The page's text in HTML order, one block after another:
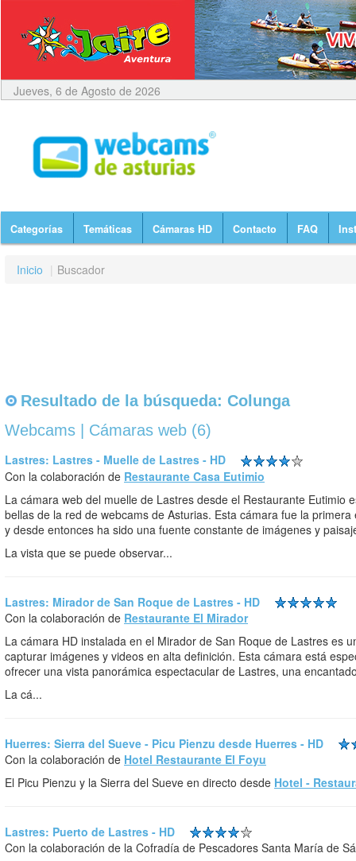
Jueves, 6 de Agosto de 2026
Categorías Temáticas Cámaras HD Contacto FAQ
Inicio | Buscador
Resultado de la búsqueda: Colunga
Webcams | Cámaras web (6)
Lastres: Lastres - Muelle de Lastres - HD
Con la colaboración de Restaurante Casa Eutimio
La cámara web del muelle de Lastres desde el Restaurante Eutimio
bellas de la red de webcams de Asturias. Esta cámara fue la
y desde entonces ha sido una fuente constante de imágenes y
La vista que se puede observar...
Lastres: Mirador de San Roque de Lastres - HD
Con la colaboración de Restaurante El Mirador
La cámara HD instalada en el Mirador de San Roque de Lastres es
capturar imágenes y videos en alta definición. Esta cámara está
ofrecer una vista panorámica espectacular de Lastres, una
La cá...
Huerres: Sierra del Sueve - Picu Pienzu desde Huerres - HD
Con la colaboración de Hotel Restaurante El Foyu
El Picu Pienzu y la Sierra del Sueve en directo desde Hotel -
Lastres: Puerto de Lastres - HD
Con la colaboración de la Cofradía de Pescadores Santa María de